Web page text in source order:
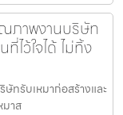
ณภาพงานบริษัท
ไว้ใจได้ ไม่ทิ้ง
ทรับเหมาก่อสร้างและ
มาส